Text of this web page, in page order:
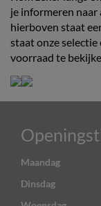
je informeren naar
hierboven staat
staat onze
voorraad te
Maandag
Dinsdag